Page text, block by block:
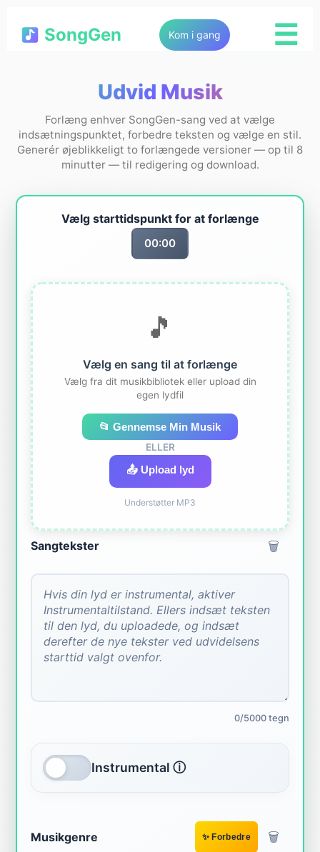
SongGen Kom i gang ☰
Udvid Musik
Forlæng enhver SongGen-sang ved at vælge
indsætningspunktet, forbedre teksten og vælge en stil.
Generér øjeblikkeligt to forlængede versioner — op til 8
minutter — til redigering og download.
Vælg starttidspunkt for at forlænge
00:00
🎵
Vælg en sang til at forlænge
Vælg fra dit musikbibliotek eller upload din
egen lydfil
📂 Gennemse Min Musik
ELLER
📤 Upload lyd
Understøtter MP3
Sangtekster 🗑️
0/5000 tegn
Instrumental ⓘ
Musikgenre ✨ Forbedre 🗑️